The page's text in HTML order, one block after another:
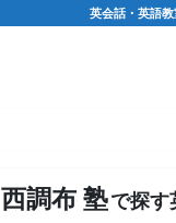
英会話・英語
西調布 塾で探す